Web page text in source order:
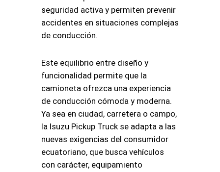
seguridad activa y permiten prevenir
accidentes en situaciones complejas
de conducción.
Este equilibrio entre diseño y
funcionalidad permite que la
camioneta ofrezca una experiencia
de conducción cómoda y moderna.
Ya sea en ciudad, carretera o campo,
la Isuzu Pickup Truck se adapta a las
nuevas exigencias del consumidor
ecuatoriano, que busca vehículos
con carácter, equipamiento